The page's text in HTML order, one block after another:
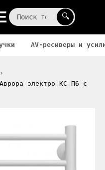
🔍
AV-ресиверы и
Аврора электро КС П6 с